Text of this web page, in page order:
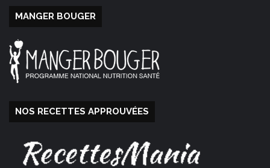
MANGER BOUGER
NOS RECETTES APPROUVÉES